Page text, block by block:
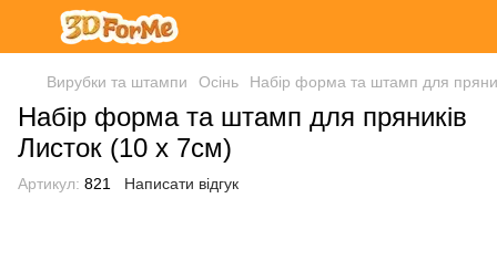
Вирубки та штампи Осінь Набір форма та штамп для
Набір форма та штамп для пряників
Листок (10 х 7см)
Артикул: 821 Написати відгук